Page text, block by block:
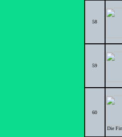
58
59
60
Die